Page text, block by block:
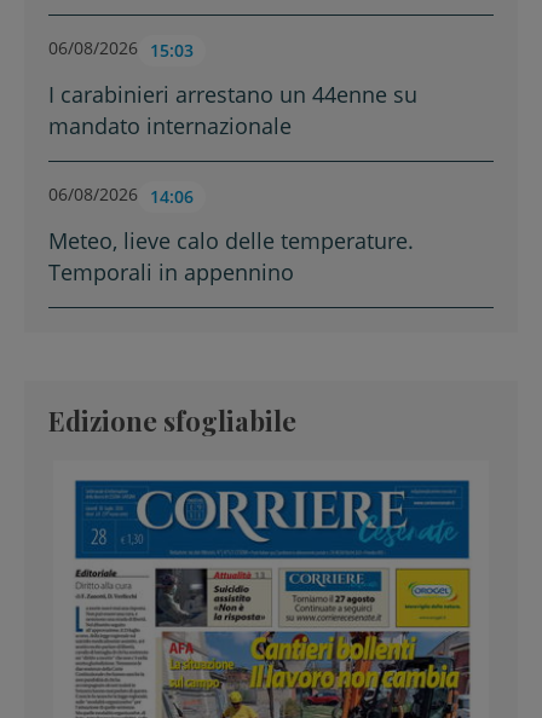
06/08/2026 15:03
I carabinieri arrestano un 44enne su
mandato internazionale
06/08/2026 14:06
Meteo, lieve calo delle temperature.
Temporali in appennino
Edizione sfogliabile